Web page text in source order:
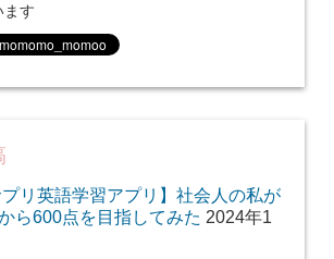
ます
プリ英語学習アプリ】社会人の私が
ら600点を目指してみた 2024年1